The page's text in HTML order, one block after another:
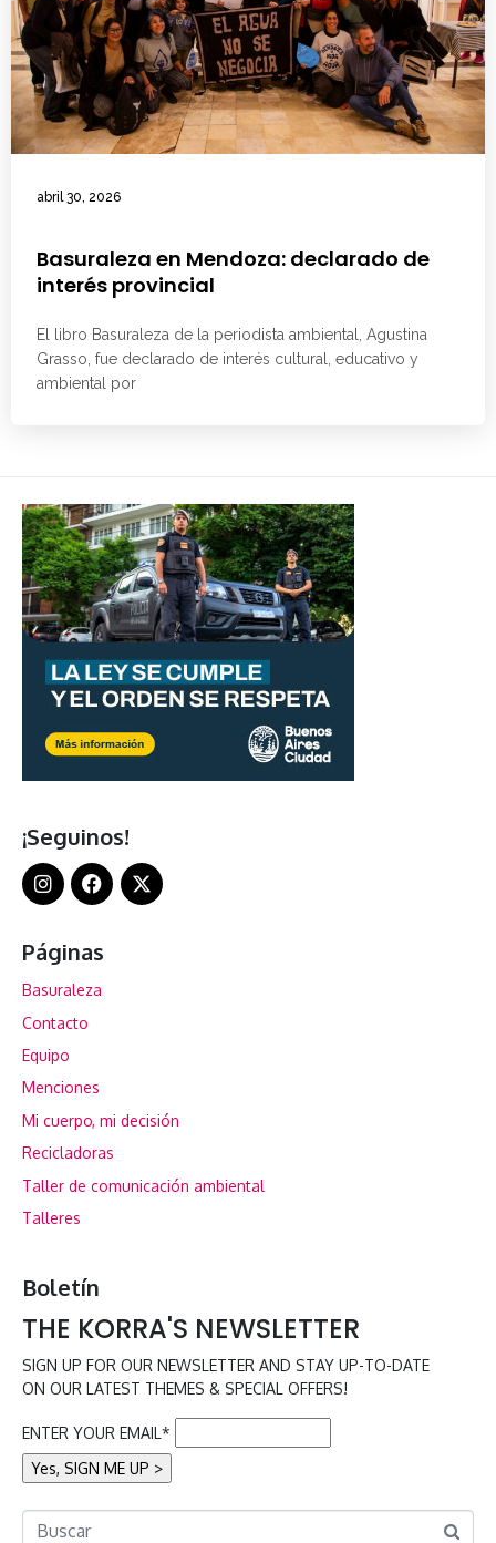
abril 30, 2026
Basuraleza en Mendoza: declarado de
interés provincial
El libro Basuraleza de la periodista ambiental, Agustina
Grasso, fue declarado de interés cultural, educativo y
ambiental por
¡Seguinos!
Páginas
Basuraleza
Contacto
Equipo
Menciones
Mi cuerpo, mi decisión
Recicladoras
Taller de comunicación ambiental
Talleres
Boletín
THE KORRA'S NEWSLETTER
SIGN UP FOR OUR NEWSLETTER AND STAY UP-TO-DATE
ON OUR LATEST THEMES & SPECIAL OFFERS!
ENTER YOUR EMAIL*